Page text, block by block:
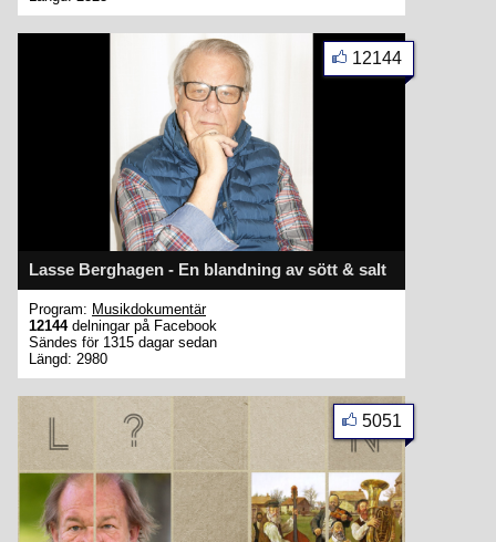
Lasse Berghagen - En blandning av sött & salt
12144
Program: Musikdokumentär
12144delningar på Facebook
Sändes för 1315 dagar sedan
Längd: 2980
5051